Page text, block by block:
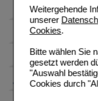
Weitergehende
unserer
Cookies.
Bitte wählen Sie
gesetzt werden
"Auswahl
Cookies durch